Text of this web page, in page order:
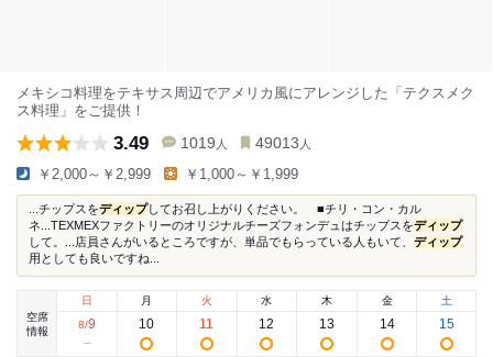
メキシコ料理をテキサス周辺でアメリカ風にアレンジした「テクスメク
ス料理」をご提供！
3.49 1019 人 49013 人
￥2,000～￥2,999 ￥1,000～￥1,999
...チップスをディップしてお召し上がりください。 ■チリ・コン・カル
ネ...TEXMEXファクトリーのオリジナルチーズフォンデュはチップスをディップ
して。...店員さんがいるところですが、単品でもらっている人もいて、 ディップ
用としても良いですね...
空席
情報
日
8/9
月
10
火
11
水
12
木
13
金
14
土
15